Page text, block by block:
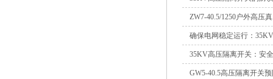
ZW7-40.5/1250户外高压
确保电网稳定运行：
35KV高压隔离开关：安
GW5-40.5高压隔离开关